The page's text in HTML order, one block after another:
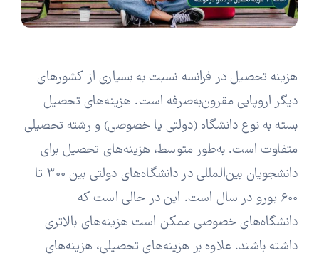
هزینه تحصیل در فرانسه نسبت به بسیاری از کشورهای
دیگر اروپایی مقرون‌به‌صرفه است. هزینه‌های تحصیل
بسته به نوع دانشگاه (دولتی یا خصوصی) و رشته تحصیلی
متفاوت است. به‌طور متوسط، هزینه‌های تحصیل برای
دانشجویان بین‌المللی در دانشگاه‌های دولتی بین 300 تا
600 یورو در سال است. این در حالی است که
دانشگاه‌های خصوصی ممکن است هزینه‌های بالاتری
داشته باشند. علاوه بر هزینه‌های تحصیلی، هزینه‌های